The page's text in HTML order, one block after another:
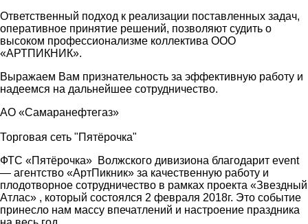
Ответственный подход к реализации поставленных задач,
оперативное принятие решений, позволяют судить о
высоком профессионализме коллектива ООО
«АРТПИКНИК».
Выражаем Вам признательность за эффективную работу и
надеемся на дальнейшее сотрудничество.
АО «Самаранефтегаз»
Торговая сеть "Пятёрочка"
ФТС «Пятёрочка» Волжского дивизиона благодарит event
— агентство «АртПикник» за качественную работу и
плодотворное сотрудничество в рамках проекта «Звездный
Атлас» , который состоялся 2 февраля 2018г. Это событие
принесло нам массу впечатлений и настроение праздника